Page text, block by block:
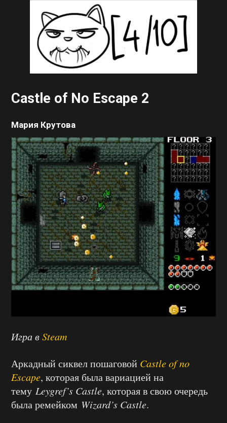
Castle of No Escape 2
Мария Крутова
Игра вSteam
Аркадный сиквел пошаговой Castle of no
Escape, которая была вариацией на
тему Leygref’s Castle, которая в свою очередь
была ремейком Wizard’s Castle.